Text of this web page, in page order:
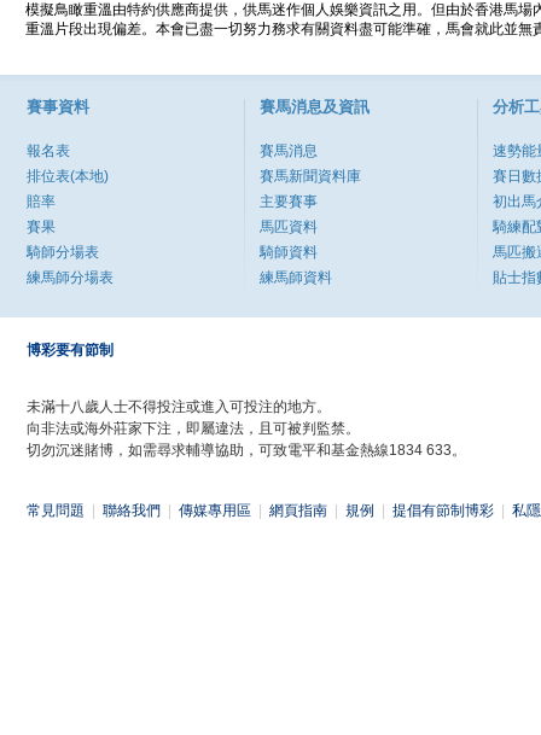
模擬鳥瞰重溫由特約供應商提供，供馬迷作個人娛樂資訊之用。但由於香港馬
重溫片段出現偏差。本會已盡一切努力務求有關資料盡可能準確，馬會就此並
賽事資料
報名表
排位表(本地)
賠率
賽果
騎師分場表
練馬師分場表
賽馬消息及資訊
賽馬消息
賽馬新聞資料庫
主要賽事
馬匹資料
騎師資料
練馬師資料
分析
速勢能
賽日數
初出馬
騎練配
馬匹搬
貼士指
博彩要有節制
未滿十八歲人士不得投注或進入可投注的地方。
向非法或海外莊家下注，即屬違法，且可被判監禁。
切勿沉迷賭博，如需尋求輔導協助，可致電平和基金熱線1834 633。
常見問題 聯絡我們 傳媒專用區 網頁指南 規例 提倡有節制博彩 私